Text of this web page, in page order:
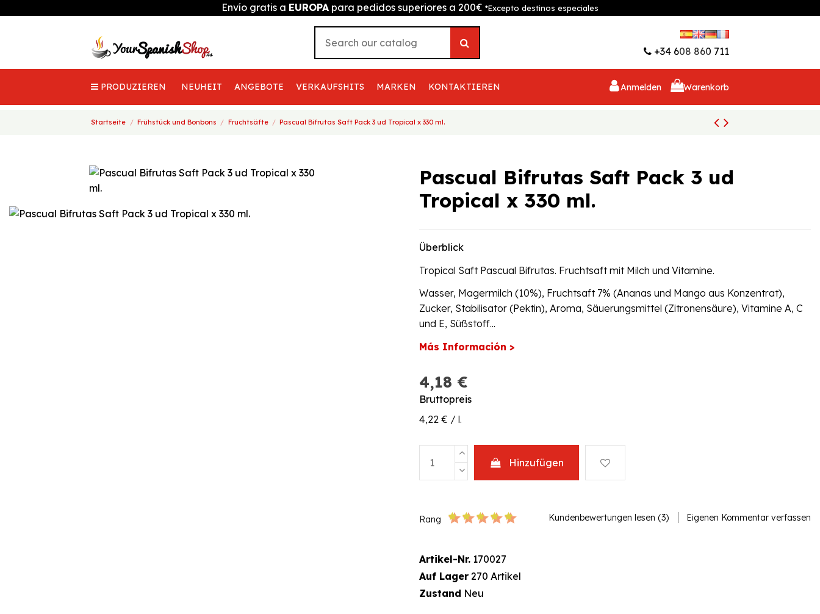
Envío gratis a EUROPA para pedidos superiores a 200€ *Excepto destinos especiales
+34 608 860 711
PRODUZIEREN NEUHEIT ANGEBOTE VERKAUFSHITS MARKEN KONTAKTIEREN Anmelden Warenkorb
Startseite Frühstück und Bonbons Fruchtsäfte Pascual Bifrutas Saft Pack 3 ud Tropical x 330 ml.
Pascual Bifrutas Saft Pack 3 ud
Tropical x 330 ml.
Überblick
Tropical Saft Pascual Bifrutas. Fruchtsaft mit Milch und Vitamine.
Wasser, Magermilch (10%), Fruchtsaft 7% (Ananas und Mango aus Konzentrat),
Zucker, Stabilisator (Pektin), Aroma, Säuerungsmittel (Zitronensäure), Vitamine A, C
und E, Süßstoff...
Más Información >
4,18 €
Bruttopreis
4,22 € / l.
Hinzufügen
Rang Kundenbewertungen lesen (3) Eigenen Kommentar verfassen
Artikel-Nr. 170027
Auf Lager 270 Artikel
Zustand Neu